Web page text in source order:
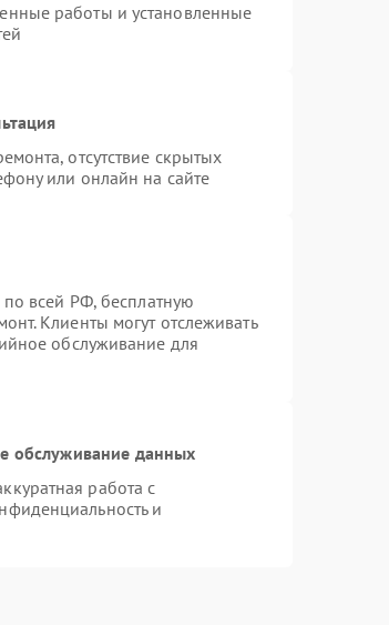
работы и установленные
отсутствие скрытых
или онлайн на сайте
по всей РФ, бесплатную
Клиенты могут отслеживать
обслуживание для
обслуживание данных
работа с
и